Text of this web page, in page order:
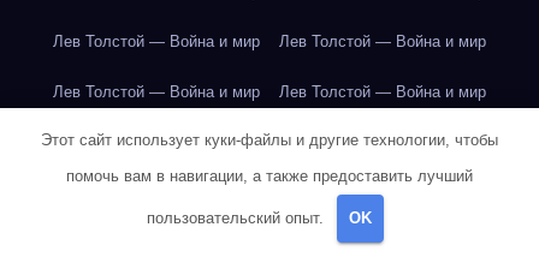
Лев Толстой — Война и мир Лев Толстой — Война и мир
Лев Толстой — Война и мир Лев Толстой — Война и мир
Лондон Лондон Лондон Лондон Лондон Лондон
Лондон
Лондон Лос-Анджелес
Этот сайт использует куки-файлы и другие технологии, чтобы
помочь вам в навигации, а также предоставить лучший
пользовательский опыт. OK